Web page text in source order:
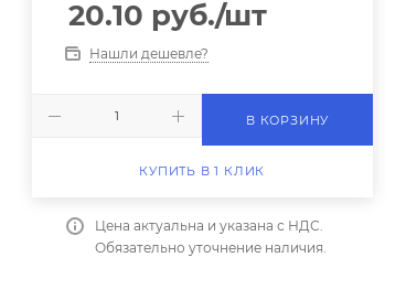
20.10 руб./шт
Нашли дешевле?
В КОРЗИНУ
КУПИТЬ В 1 КЛИК
Цена актуальна и указана с НДС.
Обязательно уточнение наличия.